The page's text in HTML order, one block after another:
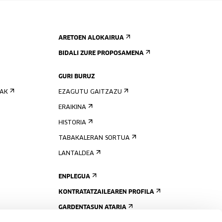
ARETOEN ALOKAIRUA
BIDALI ZURE PROPOSAMENA
GURI BURUZ
EZAGUTU GAITZAZU
ERAIKINA
HISTORIA
TABAKALERAN SORTUA
LANTALDEA
ENPLEGUA
KONTRATATZAILEAREN PROFILA
GARDENTASUN ATARIA